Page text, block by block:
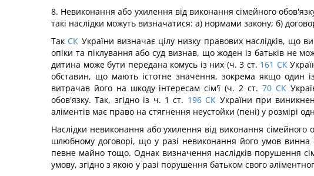
8. Невиконання або ухилення від виконання сімейного
такі наслідки можуть визначатися: а) нормами закону; б)
Так СК України визначає цілу низку правових наслідків,
опіки та піклування або суд визнав, що жоден із батьків не
дитина може бути передана комусь із них (ч. 3 ст. 161 СК
обставин, що мають істотне значення, зокрема якщо один
витрачав його на шкоду інтересам сім'ї (ч. 2 ст. 70 СК
обов'язку. Так, згідно із ч. 1 ст. 196 СК України при
аліментів має право на стягнення неустойки (пені) у розмірі
Наслідки невиконання або ухилення від виконання
шлюбному договорі, що у разі невиконання його умов винна
певне майно тощо. Однак визначення наслідків порушення
умову, згідно з якою у разі порушення батьком свого